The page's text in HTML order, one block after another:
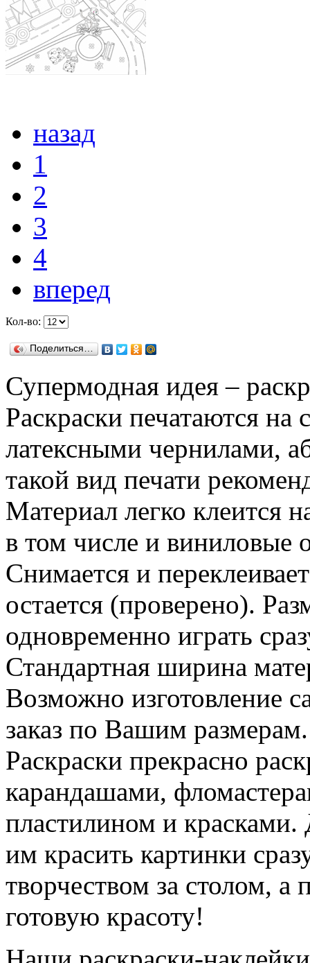
назад
1
2
3
4
вперед
Кол-во:
Поделиться…
Супермодная идея –
Раскраски печатаются
латексными чернилами,
такой вид печати
Материал легко клеится
в том числе и
Снимается и
остается (проверено).
одновременно играть
Стандартная ширина
Возможно изготовление
заказ по Вашим размерам.
Раскраски прекрасно
карандашами,
пластилином и
им красить картинки
творчеством за столом, а
готовую красоту!